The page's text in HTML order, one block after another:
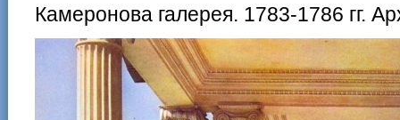
Камеронова галерея. 1783-1786 гг.